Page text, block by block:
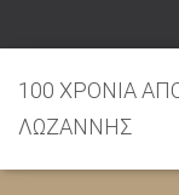
100 ΧΡΟΝΙΑ
ΛΩΖΑΝΝΗΣ